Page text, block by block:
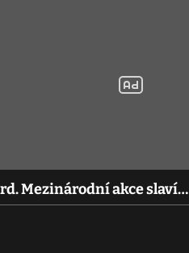
Mezinárodní akce slaví…